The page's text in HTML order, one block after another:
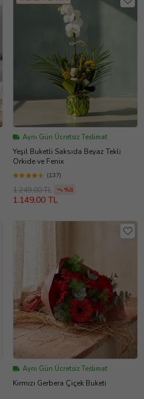
Aynı Gün Ücretsiz Teslimat
Yeşil Buketli Saksıda Beyaz Tekli
Orkide ve Fenix
(137)
1.249,00 TL %8
1.149,00 TL
Aynı Gün Ücretsiz Teslimat
Kırmızı Gerbera Çiçek Buketi